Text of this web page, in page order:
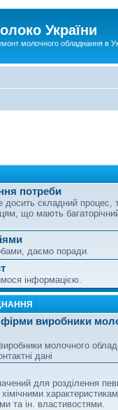
України
молочного обладнання в
потреби
досить складний процес,
що мають
даємо поради.
інформацією.
фірми виробники
молочного
дані
для розділення
та ін. властивостями.